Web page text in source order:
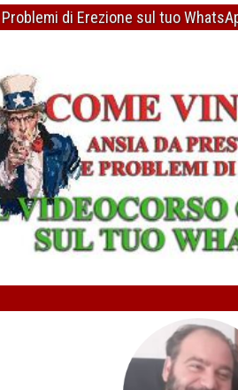
risolvere il vero problema
la durata cambiando le frequenze
di Erezione sul tuo